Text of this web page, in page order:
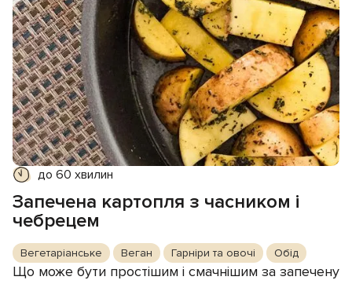
до 60 хвилин
Запечена картопля з часником і
чебрецем
Вегетаріанське Веган Гарніри та овочі Обід
Що може бути простішим і смачнішим за запечену